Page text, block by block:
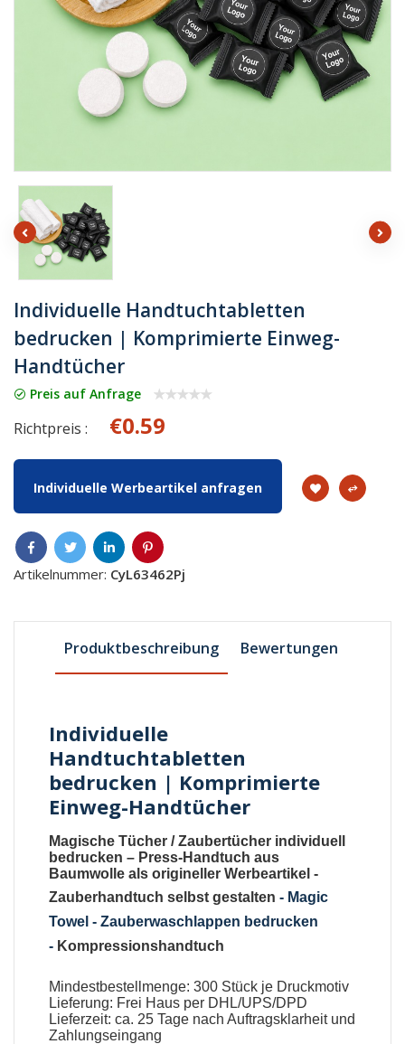
Individuelle Handtuchtabletten
bedrucken | Komprimierte Einweg-
Handtücher
Preis auf Anfrage
Richtpreis : €0.59
Individuelle Werbeartikel anfragen
Artikelnummer: CyL63462Pj
Produktbeschreibung Bewertungen
Individuelle
Handtuchtabletten
bedrucken | Komprimierte
Einweg-Handtücher
Magische Tücher /Zaubertücher individuell
bedrucken – Press-Handtuch aus
Baumwolle als origineller Werbeartikel -
Zauberhandtuch selbst gestalten - Magic
Towel - Zauberwaschlappen bedrucken
- Kompressionshandtuch
Mindestbestellmenge: 300 Stück je Druckmotiv
Lieferung: Frei Haus per DHL/UPS/DPD
Lieferzeit: ca. 25 Tage nach Auftragsklarheit und
Zahlungseingang